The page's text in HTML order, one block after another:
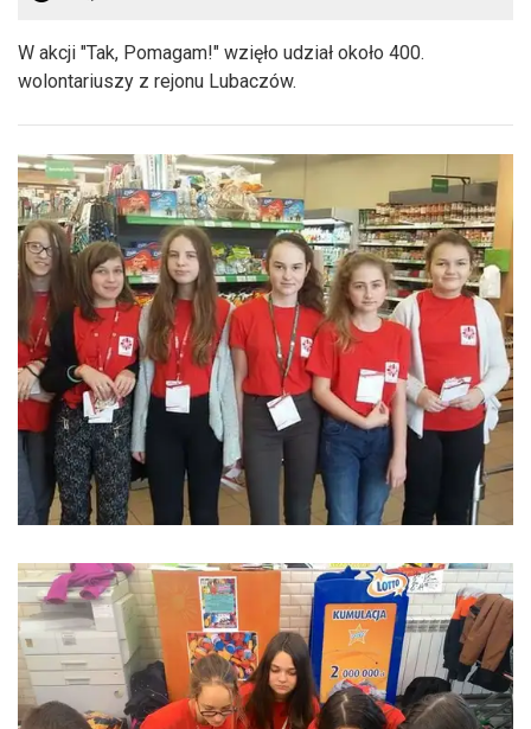
W akcji "Tak, Pomagam!" wzięło udział około 400.
wolontariuszy z rejonu Lubaczów.